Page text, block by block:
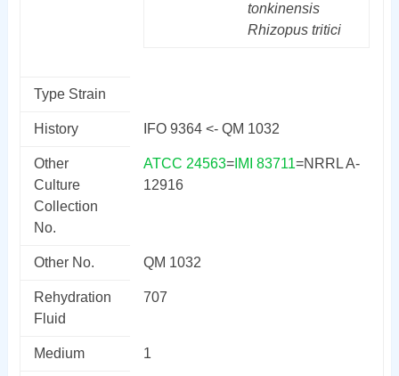
tonkinensis
Rhizopus tritici
Type Strain
History IFO 9364 <- QM 1032
Other
Culture
Collection
No.
ATCC 24563=IMI 83711=NRRL A-
12916
Other No. QM 1032
Rehydration
Fluid
707
Medium 1